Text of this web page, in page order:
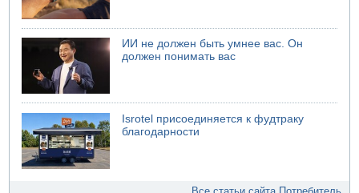
ИИ не должен быть умнее вас. Он
должен понимать вас
Isrotel присоединяется к фудтраку
благодарности